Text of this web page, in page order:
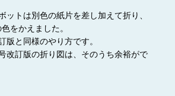
ットは別色の紙片を差し加えて折り、
をかえました。
版と同様のやり方です。
改訂版の折り図は、そのうち余裕がで